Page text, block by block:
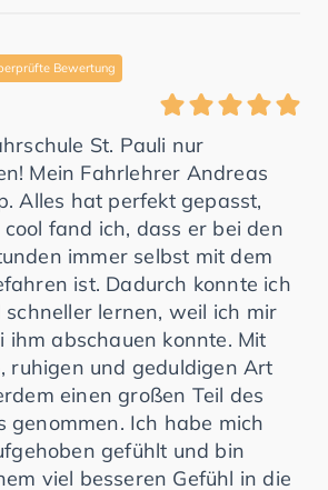
Bewertung
St. Pauli nur
Mein Fahrlehrer Andreas
Alles hat perfekt gepasst,
fand ich, dass er bei den
immer selbst mit dem
ist. Dadurch konnte ich
lernen, weil ich mir
ihm abschauen konnte. Mit
ruhigen und geduldigen Art
einen großen Teil des
genommen. Ich habe mich
gefühlt und bin
viel besseren Gefühl in die